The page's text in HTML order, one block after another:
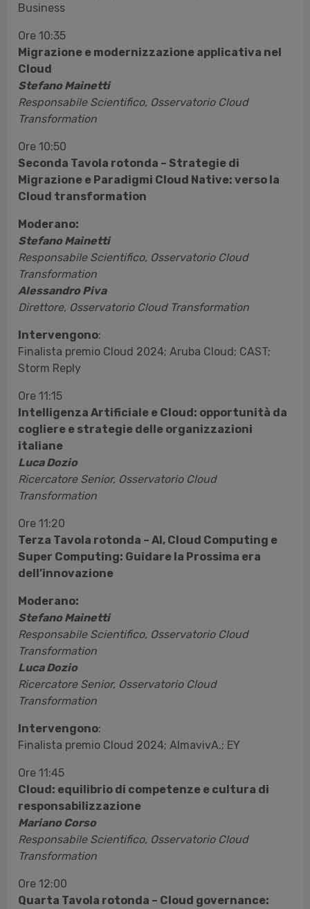
Business
Ore 10:35
Migrazione e modernizzazione applicativa nel
Cloud
Stefano Mainetti
Responsabile Scientifico, Osservatorio Cloud
Transformation
Ore 10:50
Seconda Tavola rotonda – Strategie di
Migrazione e Paradigmi Cloud Native: verso la
Cloud transformation
Moderano:
Stefano Mainetti
Responsabile Scientifico, Osservatorio Cloud
Transformation
Alessandro Piva
Direttore, Osservatorio Cloud Transformation
Intervengono:
Finalista premio Cloud 2024; Aruba Cloud; CAST;
Storm Reply
Ore 11:15
Intelligenza Artificiale e Cloud: opportunità da
cogliere e strategie delle organizzazioni
italiane
Luca Dozio
Ricercatore Senior, Osservatorio Cloud
Transformation
Ore 11:20
Terza Tavola rotonda – AI, Cloud Computing e
Super Computing: Guidare la Prossima era
dell’innovazione
Moderano:
Stefano Mainetti
Responsabile Scientifico, Osservatorio Cloud
Transformation
Luca Dozio
Ricercatore Senior, Osservatorio Cloud
Transformation
Intervengono:
Finalista premio Cloud 2024; AlmavivA.; EY
Ore 11:45
Cloud: equilibrio di competenze e cultura di
responsabilizzazione
Mariano Corso
Responsabile Scientifico, Osservatorio Cloud
Transformation
Ore 12:00
Quarta Tavola rotonda – Cloud governance: